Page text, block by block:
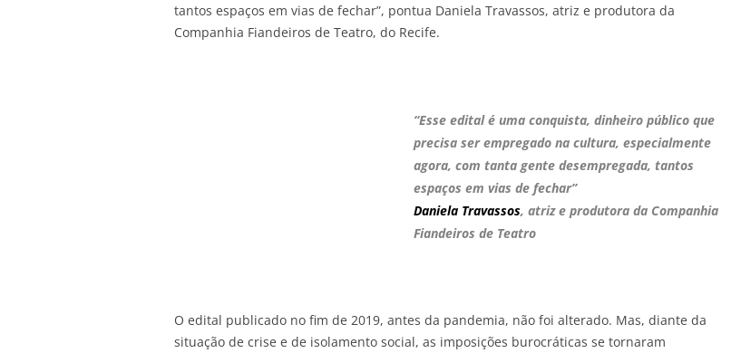
tantos espaços em vias de fechar”, pontua Daniela Travassos, atriz e produtora da
Companhia Fiandeiros de Teatro, do Recife.
“Esse edital é uma conquista, dinheiro público que
precisa ser empregado na cultura, especialmente
agora, com tanta gente desempregada, tantos
espaços em vias de fechar”
Daniela Travassos, atriz e produtora da Companhia
Fiandeiros de Teatro
O edital publicado no fim de 2019, antes da pandemia, não foi alterado. Mas, diante da
situação de crise e de isolamento social, as imposições burocráticas se tornaram